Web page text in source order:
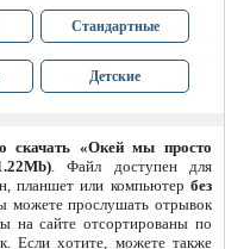
Стандартные
Детские
скачать «Окей мы просто
. Файл доступен для
планшет или компьютер без
можете прослушать отрывок
на сайте отсортированы по
Если хотите, можете также